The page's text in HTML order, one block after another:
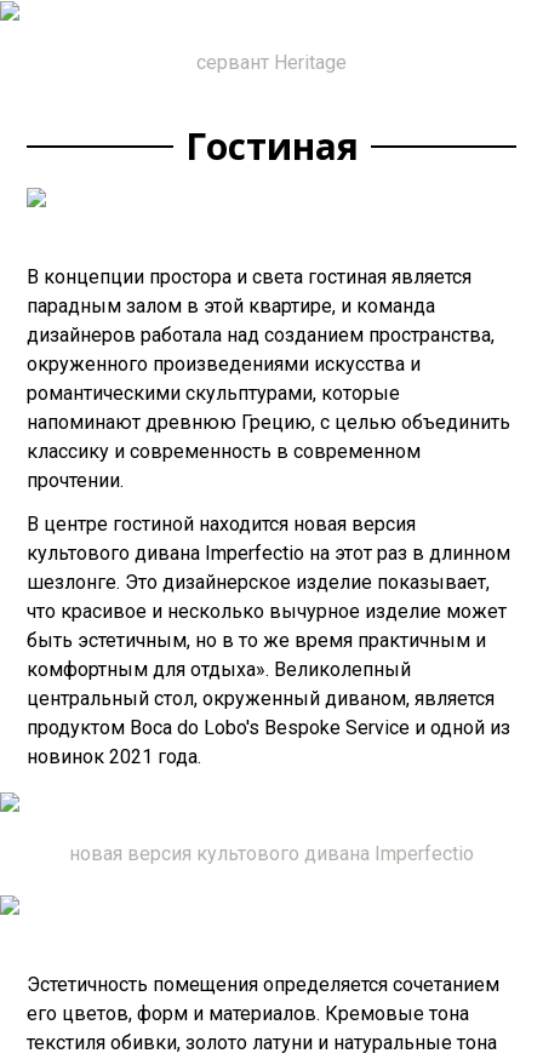
сервант Heritage
Гостиная
В концепции простора и света гостиная является
парадным залом в этой квартире, и команда
дизайнеров работала над созданием пространства,
окруженного произведениями искусства и
романтическими скульптурами, которые
напоминают древнюю Грецию, с целью объединить
классику и современность в современном
прочтении.
В центре гостиной находится новая версия
культового дивана Imperfectio на этот раз в длинном
шезлонге. Это дизайнерское изделие показывает,
что красивое и несколько вычурное изделие может
быть эстетичным, но в то же время практичным и
комфортным для отдыха». Великолепный
центральный стол, окруженный диваном, является
продуктом Boca do Lobo's Bespoke Service и одной из
новинок 2021 года.
новая версия культового дивана Imperfectio
Эстетичность помещения определяется сочетанием
его цветов, форм и материалов. Кремовые тона
текстиля обивки, золото латуни и натуральные тона